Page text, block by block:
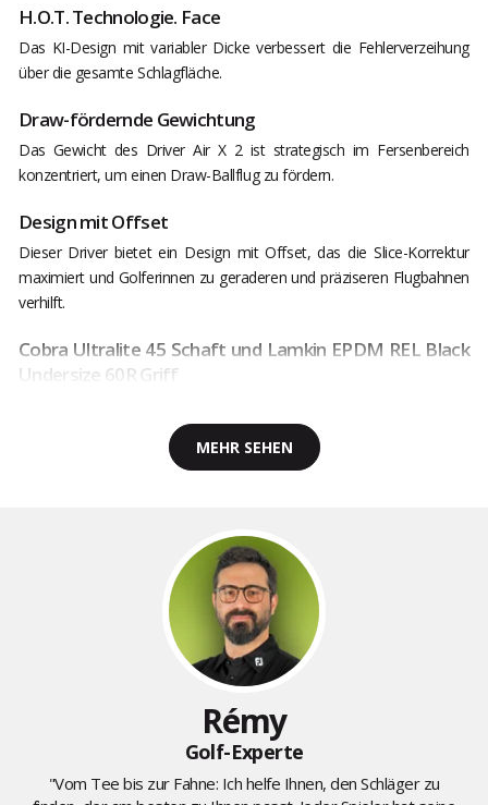
H.O.T. Technologie. Face
Das KI-Design mit variabler Dicke verbessert die Fehlerverzeihung
über die gesamte Schlagfläche.
Draw-fördernde Gewichtung
Das Gewicht des Driver Air X 2 ist strategisch im Fersenbereich
konzentriert, um einen Draw-Ballflug zu fördern.
Design mit Offset
Dieser Driver bietet ein Design mit Offset, das die Slice-Korrektur
maximiert und Golferinnen zu geraderen und präziseren Flugbahnen
verhilft.
Cobra Ultralite 45 Schaft und Lamkin EPDM REL Black
Undersize 60R Griff
MEHR SEHEN
Rémy
Golf-Experte
"Vom Tee bis zur Fahne: Ich helfe Ihnen, den Schläger zu